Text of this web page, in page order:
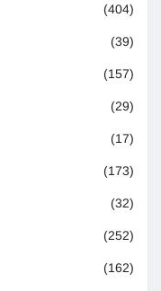
(404)
(39)
(157)
(29)
(17)
(173)
(32)
(252)
(162)